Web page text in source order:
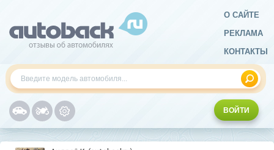
О САЙТЕ
РЕКЛАМА
КОНТАКТЫ
ВОЙТИ